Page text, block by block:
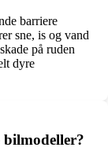
barriere
sne, is og vand
på ruden
dyre